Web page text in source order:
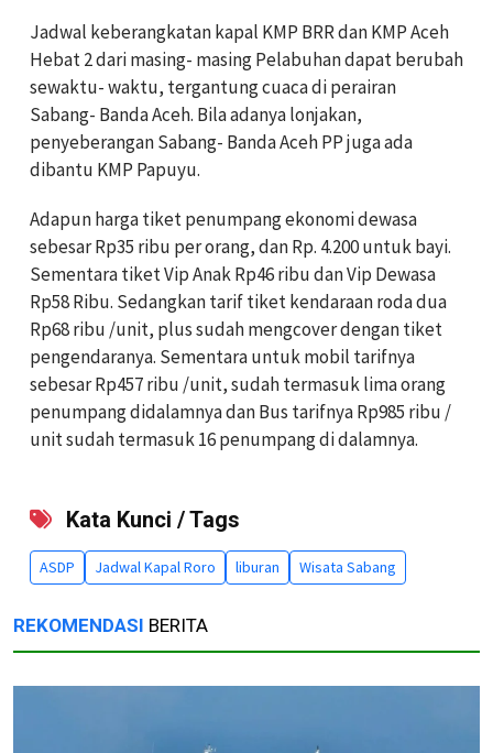
Jadwal keberangkatan kapal KMP BRR dan KMP Aceh
Hebat 2 dari masing- masing Pelabuhan dapat berubah
sewaktu- waktu, tergantung cuaca di perairan
Sabang- Banda Aceh. Bila adanya lonjakan,
penyeberangan Sabang- Banda Aceh PP juga ada
dibantu KMP Papuyu.
Adapun harga tiket penumpang ekonomi dewasa
sebesar Rp35 ribu per orang, dan Rp. 4.200 untuk bayi.
Sementara tiket Vip Anak Rp46 ribu dan Vip Dewasa
Rp58 Ribu. Sedangkan tarif tiket kendaraan roda dua
Rp68 ribu /unit, plus sudah mengcover dengan tiket
pengendaranya. Sementara untuk mobil tarifnya
sebesar Rp457 ribu /unit, sudah termasuk lima orang
penumpang didalamnya dan Bus tarifnya Rp985 ribu /
unit sudah termasuk 16 penumpang di dalamnya.
Kata Kunci / Tags
ASDP Jadwal Kapal Roro liburan Wisata Sabang
REKOMENDASI BERITA